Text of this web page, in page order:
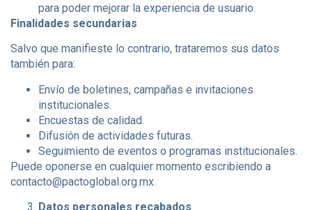
para poder mejorar la experiencia de usuario.
Finalidades secundarias
Salvo que manifieste lo contrario, trataremos sus datos
también para:
Envío de boletines, campañas e invitaciones
institucionales.
Encuestas de calidad.
Difusión de actividades futuras.
Seguimiento de eventos o programas institucionales.
Puede oponerse en cualquier momento escribiendo a
contacto@pactoglobal.org.mx.
Datos personales recabados